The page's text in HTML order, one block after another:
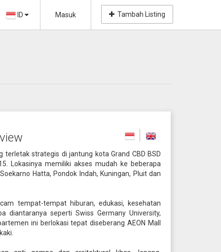
ID Masuk Tambah Listing
strategis di jantung kota Grand CBD BSD
Lokasinya memiliki akses mudah ke beberapa
Hatta, Pondok Indah, Kuningan, Pluit dan
tempat-tempat hiburan, edukasi, kesehatan
diantaranya seperti Swiss Germany University,
ini berlokasi tepat diseberang AEON Mall